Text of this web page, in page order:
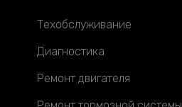
Техобслуживание
Диагностика
Ремонт двигателя